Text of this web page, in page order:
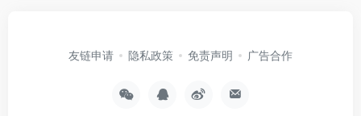
友链申请 隐私政策 免责声明 广告合作